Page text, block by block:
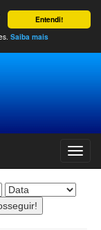
Entendi!
Saiba mais